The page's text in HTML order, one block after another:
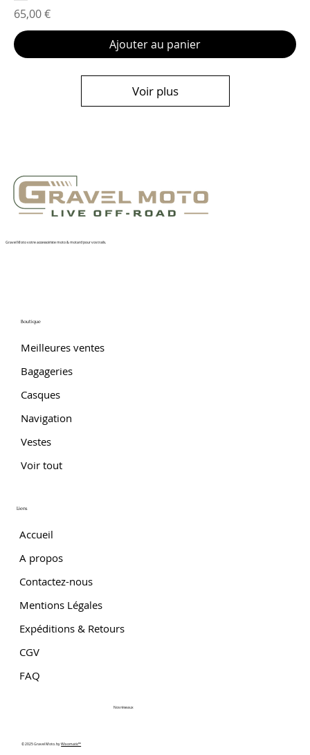
Prix
65,00 €
Ajouter au panier
Voir plus
Gravel Moto votre accessoiriste moto & motard pour vos trails.
Boutique
Meilleures ventes
Bagageries
Casques
Navigation
Vestes
Voir tout
Liens
Accueil
A propos
Contactez-nous
Mentions Légales
Expéditions & Retours
CGV
FAQ
© 2025 Gravel Moto. byWixomatic™
Nos réseaux